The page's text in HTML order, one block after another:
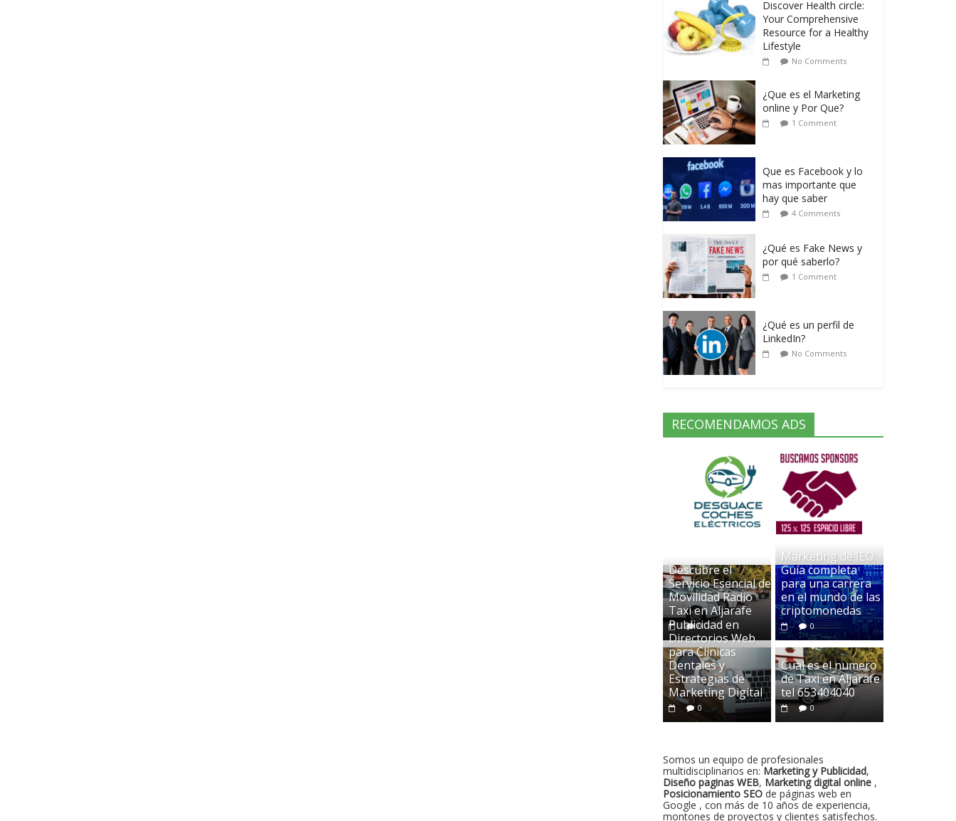
Discover Health circle:
Your Comprehensive
Resource for a Healthy
Lifestyle
No Comments
¿Que es el Marketing
online y Por Que?
1 Comment
Que es Facebook y lo
mas importante que
hay que saber
4 Comments
¿Qué es Fake News y
por qué saberlo?
1 Comment
¿Qué es un perfil de
LinkedIn?
No Comments
RECOMENDAMOS ADS
Descubre el
Servicio Esencial de
Movilidad Radio
Taxi en Aljarafe
0
Marketing de IEO:
Guía completa
para una carrera
en el mundo de las
criptomonedas
0
Publicidad en
Directorios Web
para Clinicas
Dentales y
Estrategias de
Marketing Digital
0
Cual es el numero
de Taxi en Aljarafe
tel 653404040
0
Somos un equipo de profesionales
multidisciplinarios en:Marketing y Publicidad,
Diseño paginas WEB, Marketing digital online ,
Posicionamiento SEO de páginas web en
Google , con más de 10 años de experiencia,
montones de proyectos y clientes satisfechos.